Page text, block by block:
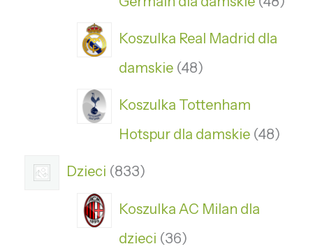
Koszulka Real Madrid dla
damskie 48
Koszulka Tottenham
Hotspur dla damskie 48
Dzieci 833
Koszulka AC Milan dla
dzieci 36